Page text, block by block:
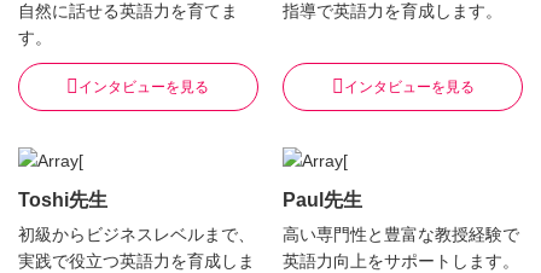
自然に話せる英語力を育てま
す。
インタビューを見る
指導で英語力を育成します。
インタビューを見る
Toshi先生
初級からビジネスレベルまで、
実践で役立つ英語力を育成しま
Paul先生
高い専門性と豊富な教授経験で
英語力向上をサポートします。